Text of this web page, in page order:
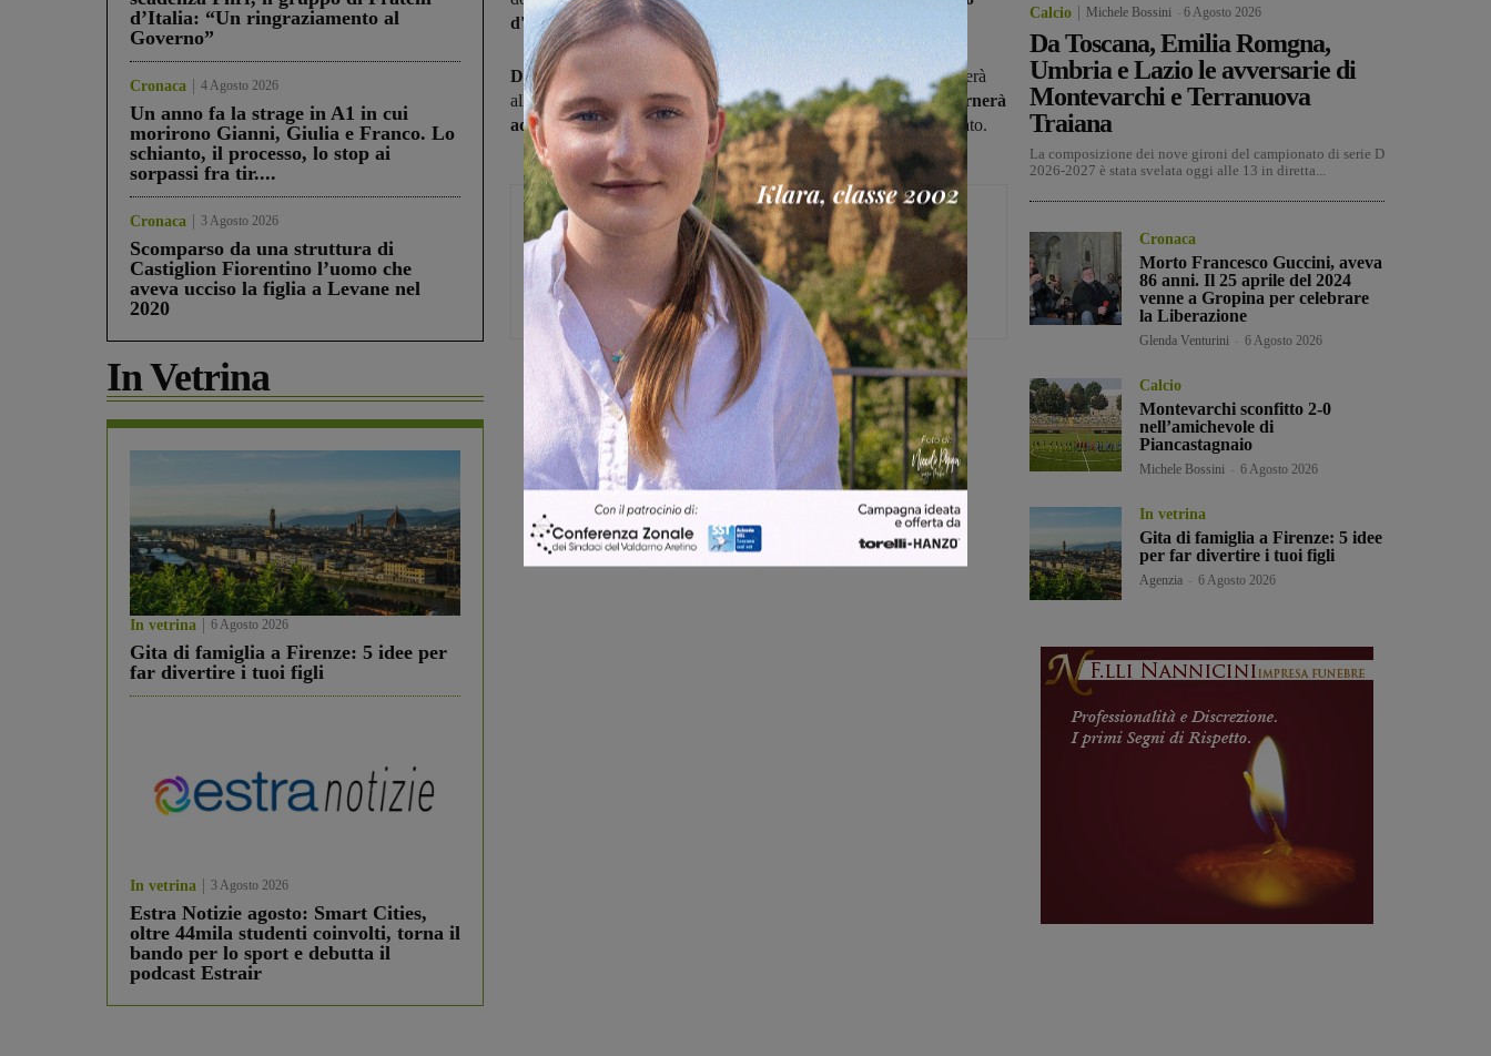
d’Italia: “Un ringraziamento al
Governo”
Cronaca 4 Agosto 2026
Un anno fa la strage in A1 in cui
morirono Gianni, Giulia e Franco. Lo
schianto, il processo, lo stop ai
sorpassi fra tir....
Cronaca 3 Agosto 2026
Scomparso da una struttura di
Castiglion Fiorentino l’uomo che
aveva ucciso la figlia a Levane nel
2020
In Vetrina
In vetrina 6 Agosto 2026
Gita di famiglia a Firenze: 5 idee per
far divertire i tuoi figli
In vetrina 3 Agosto 2026
Estra Notizie agosto: Smart Cities,
oltre 44mila studenti coinvolti, torna il
bando per lo sport e debutta il
podcast Estrair
d'inizio alle 15.30 tornerà dal 28 marzo.
Diverso il discorso per la serie D e l'Ecccellenza
, dove si giocherà
alle 14,30 fino al 21 marzo compreso, dal 28 marzo l'orario tornerà
ad essere quello delle 15 e tale resterà fino alla fine del campionato.
Michele Bossini
Share
Calcio Michele Bossini 6 Agosto 2026
Da Toscana, Emilia Romgna,
Umbria e Lazio le avversarie di
Montevarchi e Terranuova
Traiana
La composizione dei nove gironi del campionato di serie D
2026-2027 è stata svelata oggi alle 13 in diretta...
Cronaca
Morto Francesco Guccini, aveva
86 anni. Il 25 aprile del 2024
venne a Gropina per celebrare
la Liberazione
Glenda Venturini 6 Agosto 2026
Calcio
Montevarchi sconfitto 2-0
nell’amichevole di
Piancastagnaio
Michele Bossini 6 Agosto 2026
In vetrina
Gita di famiglia a Firenze: 5 idee
per far divertire i tuoi figli
Agenzia 6 Agosto 2026